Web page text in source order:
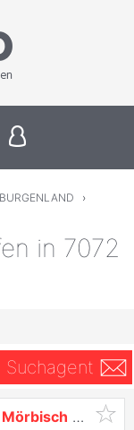
BURGENLAND
›
in 7072
Suchagent
Mörbisch